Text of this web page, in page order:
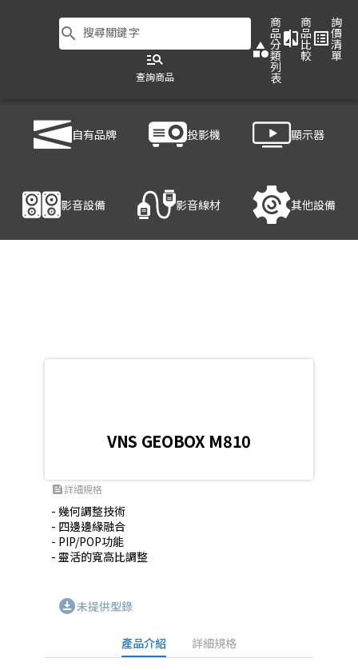
search 搜尋關鍵字
manage_search
查詢商品
category
商
品
分
類
列
表
compare
商
品
比
較
list_alt
詢
價
清
單
自有品牌 投影機 顯示器
影音設備 影音線材 其他設備
VNS GEOBOX M810
VNS GEOBOX M810
feed詳細規格
- 幾何調整技術
- 四邊邊緣融合
- PIP/POP功能
- 靈活的寬高比調整
download_for_offline未提供型錄
產品介紹 詳細規格